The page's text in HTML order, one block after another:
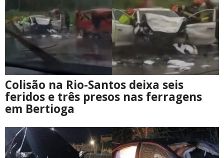
Colisão na Rio-Santos deixa seis
feridos e três presos nas ferragens
em Bertioga